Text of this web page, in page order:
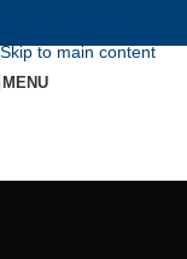
Skip to main content
MENU